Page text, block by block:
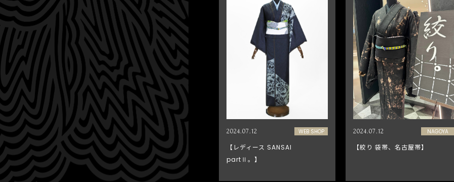
2024.07.12 WEB SHOP
【レディース SANSAI
partⅡ。】
2024.07.12 NAGOYA
【絞り 袋帯、名古屋帯】